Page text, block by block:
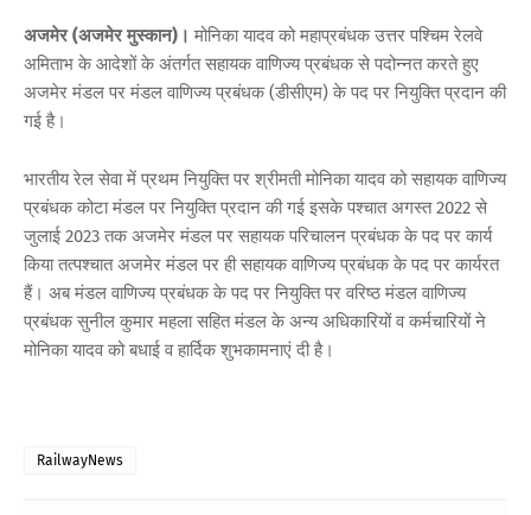
अजमेर (अजमेर मुस्कान)। मोनिका यादव को महाप्रबंधक उत्तर पश्चिम रेलवे
अमिताभ के आदेशों के अंतर्गत सहायक वाणिज्य प्रबंधक से पदोन्नत करते हुए
अजमेर मंडल पर मंडल वाणिज्य प्रबंधक (डीसीएम) के पद पर नियुक्ति प्रदान की
गई है।
भारतीय रेल सेवा में प्रथम नियुक्ति पर श्रीमती मोनिका यादव को सहायक वाणिज्य
प्रबंधक कोटा मंडल पर नियुक्ति प्रदान की गई इसके पश्चात अगस्त 2022 से
जुलाई 2023 तक अजमेर मंडल पर सहायक परिचालन प्रबंधक के पद पर कार्य
किया तत्पश्चात अजमेर मंडल पर ही सहायक वाणिज्य प्रबंधक के पद पर कार्यरत
हैं। अब मंडल वाणिज्य प्रबंधक के पद पर नियुक्ति पर वरिष्ठ मंडल वाणिज्य
प्रबंधक सुनील कुमार महला सहित मंडल के अन्य अधिकारियों व कर्मचारियों ने
मोनिका यादव को बधाई व हार्दिक शुभकामनाएं दी है।
RailwayNews